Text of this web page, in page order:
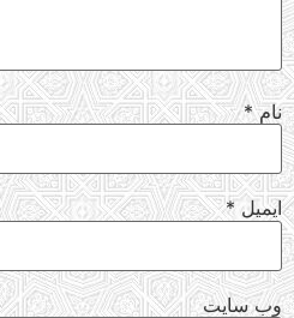
نام*
ایمیل*
وب‌ سایت